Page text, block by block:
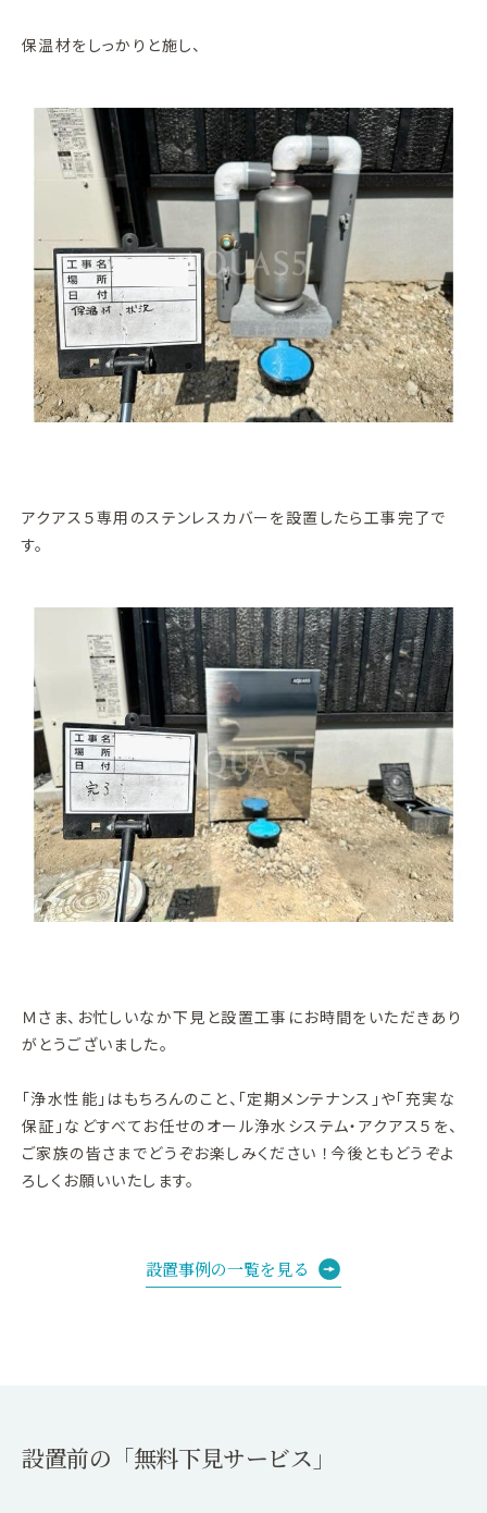
保温材をしっかりと施し、
アクアス５専用のステンレスカバーを設置したら工事完了で
す。
Ｍさま、お忙しいなか下見と設置工事にお時間をいただきあり
がとうございました。
「浄水性能」はもちろんのこと、「定期メンテナンス」や「充実な
保証」などすべてお任せのオール浄水システム・アクアス５を、
ご家族の皆さまでどうぞお楽しみください ！今後ともどうぞよ
ろしくお願いいたします。
設置事例の一覧を見る
設置前の「無料下見サービス」